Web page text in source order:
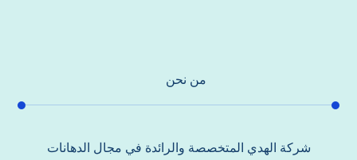
من نحن
شركة الهدي المتخصصة والرائدة في مجال الدهانات